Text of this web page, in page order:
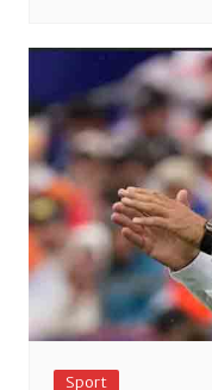
Sport